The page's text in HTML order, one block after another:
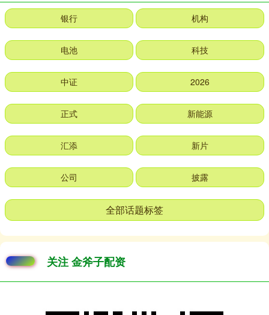
银行 机构
电池 科技
中证 2026
正式 新能源
汇添 新片
公司 披露
全部话题标签
关注 金斧子配资